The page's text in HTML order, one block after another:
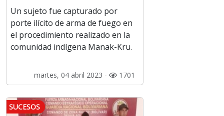
Un sujeto fue capturado por
porte ilícito de arma de fuego en
el procedimiento realizado en la
comunidad indígena Manak-Kru.
martes, 04 abril 2023 - 1701
SUCESOS